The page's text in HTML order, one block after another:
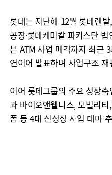
롯데는 지난해 12월 롯데렌
공장∙롯데케미칼 파키스탄
븐 ATM 사업 매각까지 최근
연이어 발표하며 사업구조
이어 롯데그룹의 주요 성장
과 바이오앤웰니스, 모빌리
폼 등 4대 신성장 사업 테마